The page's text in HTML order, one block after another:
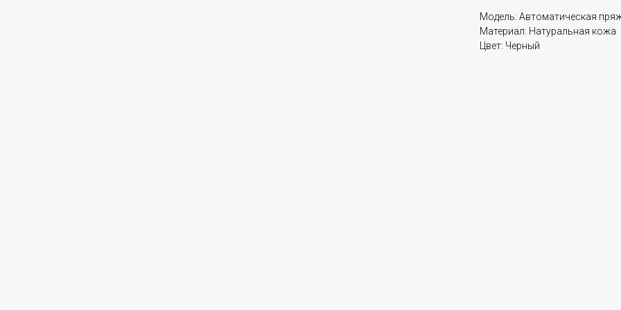
Модель: Автоматическая
Материал: Натуральная кожа
Цвет: Черный